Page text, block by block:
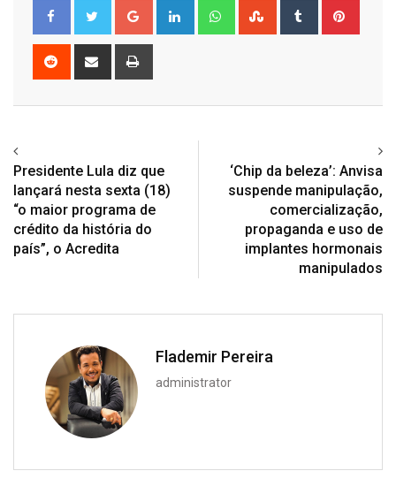
Google+ LinkedIn WhatsappStumbleUpon
Tumblr
Reddit
Share
Presidente Lula diz que
lançará nesta sexta (18)
“o maior programa de
crédito da história do
país”, o Acredita
‘Chip da beleza’: Anvisa
suspende manipulação,
comercialização,
propaganda e uso de
implantes hormonais
manipulados
Flademir Pereira
administrator